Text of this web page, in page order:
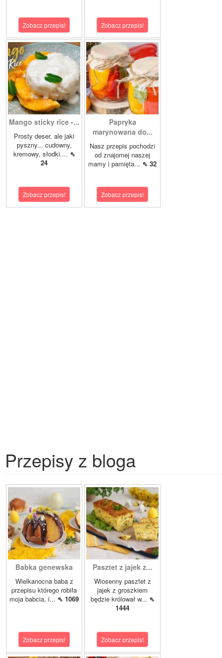
Zobacz przepis! Zobacz przepis!
Mango sticky rice -...
Prosty deser, ale jaki
pyszny... cudowny,
kremowy, słodki.... ⇖
24
Zobacz przepis!
Papryka
marynowana do...
Nasz przepis pochodzi
od znajomej naszej
mamy i pamięta... ⇖ 32
Zobacz przepis!
Przepisy z bloga
Babka genewska
Wielkanocna baba z
przepisu którego robiła
moja babcia, i... ⇖ 1069
Zobacz przepis!
Pasztet z jajek z...
Wiosenny pasztet z
jajek z groszkiem
będzie królował w... ⇖
1444
Zobacz przepis!